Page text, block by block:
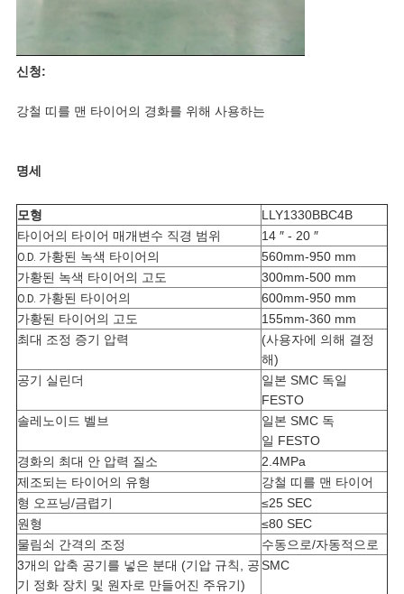
신청:
강철 띠를 맨 타이어의 경화를 위해 사용하는
명세
모형
LLY1330BBC4B
타이어의 타이어 매개변수 직경 범위
14 ″ - 20 ″
O.D. 가황된 녹색 타이어의
560mm-950 mm
가황된 녹색 타이어의 고도
300mm-500 mm
O.D. 가황된 타이어의
600mm-950 mm
가황된 타이어의 고도
155mm-360 mm
최대 조정 증기 압력
(사용자에 의해 결정
해)
공기 실린더
일본 SMC 독일
FESTO
솔레노이드 벨브
일본 SMC 독
일 FESTO
경화의 최대 안 압력 질소
2.4MPa
제조되는 타이어의 유형
강철 띠를 맨 타이어
형 오프닝/금렵기
≤25 SEC
원형
≤80 SEC
물림쇠 간격의 조정
수동으로/자동적으로
3개의 압축 공기를 넣은 분대 (기압 규칙, 공
기 정화 장치 및 원자로 만들어진 주유기)
SMC